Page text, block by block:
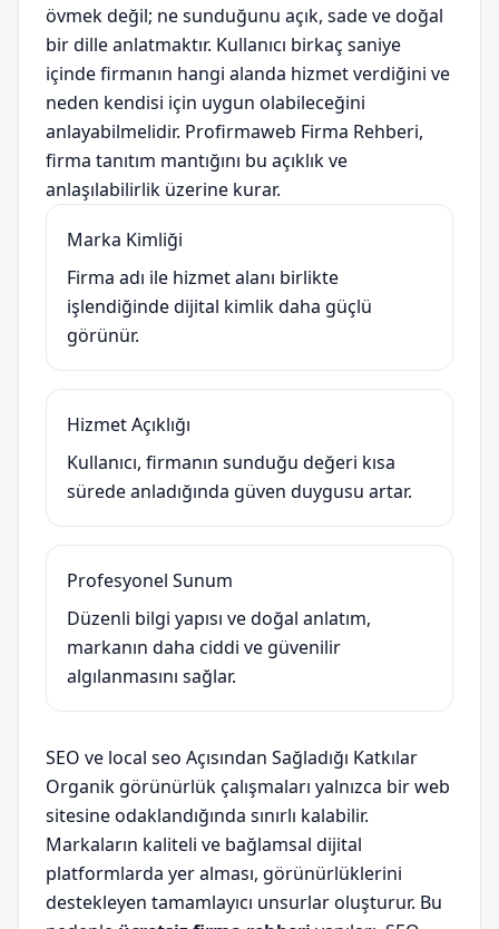
övmek değil; ne sunduğunu açık, sade ve doğal
bir dille anlatmaktır. Kullanıcı birkaç saniye
içinde firmanın hangi alanda hizmet verdiğini ve
neden kendisi için uygun olabileceğini
anlayabilmelidir. Profirmaweb Firma Rehberi,
firma tanıtım mantığını bu açıklık ve
anlaşılabilirlik üzerine kurar.
Marka Kimliği
Firma adı ile hizmet alanı birlikte
işlendiğinde dijital kimlik daha güçlü
görünür.
Hizmet Açıklığı
Kullanıcı, firmanın sunduğu değeri kısa
sürede anladığında güven duygusu artar.
Profesyonel Sunum
Düzenli bilgi yapısı ve doğal anlatım,
markanın daha ciddi ve güvenilir
algılanmasını sağlar.
SEO ve local seo Açısından Sağladığı Katkılar
Organik görünürlük çalışmaları yalnızca bir web
sitesine odaklandığında sınırlı kalabilir.
Markaların kaliteli ve bağlamsal dijital
platformlarda yer alması, görünürlüklerini
destekleyen tamamlayıcı unsurlar oluşturur. Bu